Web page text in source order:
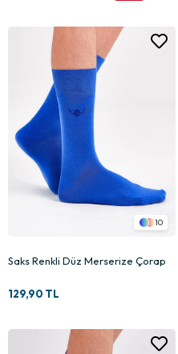
10
Saks Renkli Düz Merserize Çorap
129,90 TL